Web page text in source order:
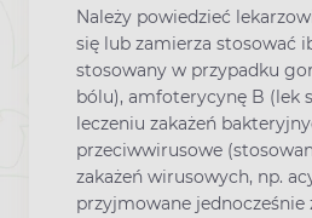
Należy powiedzieć
się lub zamierza stosować
stosowany w przypadku
bólu), amfoterycynę B (lek
leczeniu zakażeń
przeciwwirusowe
zakażeń wirusowych, np.
przyjmowane jednocześnie